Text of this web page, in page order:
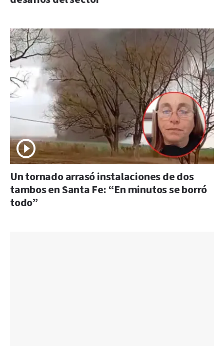
Un tornado arrasó instalaciones de dos
tambos en Santa Fe: “En minutos se borró
todo”